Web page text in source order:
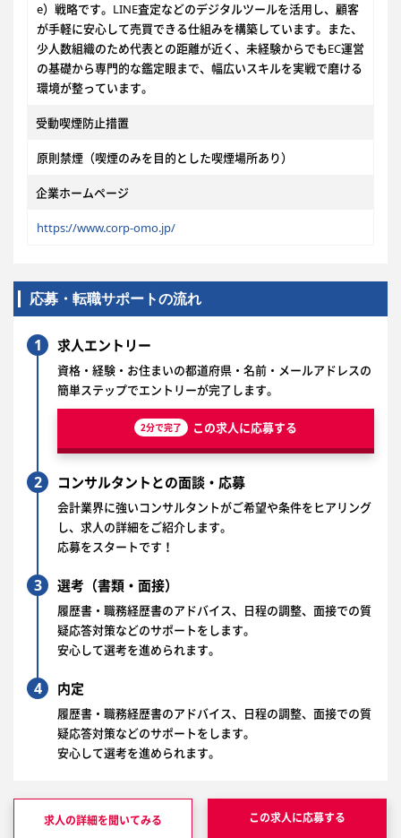
e）戦略です。LINE査定などのデジタルツールを活用し、顧客
が手軽に安心して売買できる仕組みを構築しています。また、
少人数組織のため代表との距離が近く、未経験からでもEC運営
の基礎から専門的な鑑定眼まで、幅広いスキルを実戦で磨ける
環境が整っています。
受動喫煙防止措置
原則禁煙（喫煙のみを目的とした喫煙場所あり）
企業ホームページ
https://www.corp-omo.jp/
応募・転職サポートの流れ
1 求人エントリー
資格・経験・お住まいの都道府県・名前・メールアドレスの
簡単ステップでエントリーが完了します。
2分で完了 この求人に応募する
2 コンサルタントとの面談・応募
会計業界に強いコンサルタントがご希望や条件をヒアリング
し、求人の詳細をご紹介します。
応募をスタートです！
3 選考（書類・面接）
履歴書・職務経歴書のアドバイス、日程の調整、面接での質
疑応答対策などのサポートをします。
安心して選考を進められます。
4 内定
履歴書・職務経歴書のアドバイス、日程の調整、面接での質
疑応答対策などのサポートをします。
安心して選考を進められます。
求人の詳細を聞いてみる この求人に応募する